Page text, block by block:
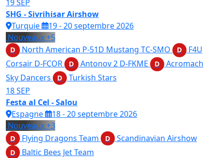
19SEP
SHG - Sivrihisar Airshow
Turquie
19 - 20 septembre 2026
Nouveaux+5
D North American P-51D Mustang TC-SMO D
F4U
Corsair D-FCOR D Antonov 2 D-FKME D
Acromach
Sky Dancers
D
Turkish Stars
18SEP
Festa al Cel - Salou
Espagne
18 - 20 septembre 2026
Nouveaux+3
D Flying Dragons Team D Scandinavian Airshow
D
Baltic Bees Jet Team